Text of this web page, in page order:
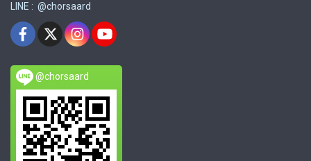
LINE : @chorsaard
@chorsaard